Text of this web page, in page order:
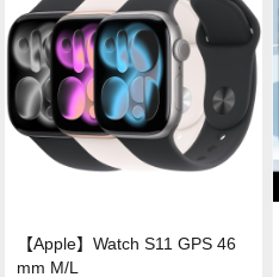
【Apple】Watch S11 GPS 46
mm M/L